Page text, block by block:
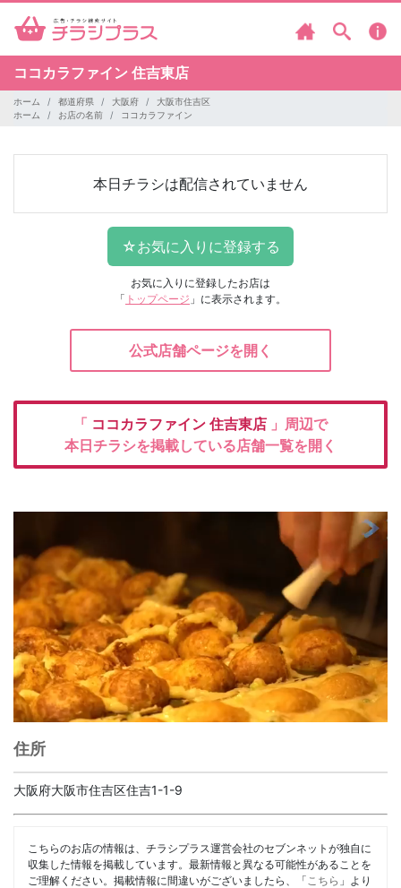
ココカラファイン 住吉東店
ホーム 都道府県 大阪府
大阪市住吉区
ホーム
お店の名前 ココカラファイン
本日チラシは配信されていません
お気に入りに登録したお店は
「 トップページ 」に表示されます。
公式店舗ページを開く
「 ココカラファイン 住吉東店 」周辺で
本日チラシを掲載している店舗一覧を開く
住所
大阪府大阪市住吉区住吉1-1-9
こちらのお店の情報は、チラシプラス運営会社のセブンネットが独自に
収集した情報を掲載しています。最新情報と異なる可能性があることを
ご理解ください。掲載情報に間違いがございましたら、「 こちら 」より